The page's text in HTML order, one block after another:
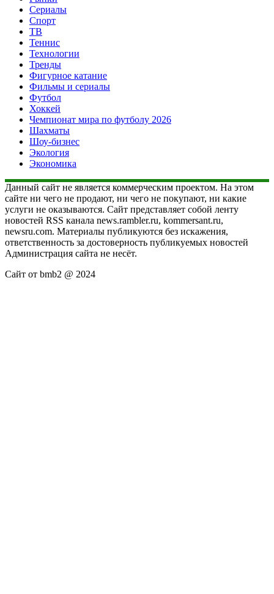
Сериалы
Спорт
ТВ
Теннис
Технологии
Тренды
Фигурное катание
Фильмы и сериалы
Футбол
Хоккей
Чемпионат мира по футболу 2026
Шахматы
Шоу-бизнес
Экология
Экономика
Данный сайт не является коммерческим проектом. На этом
сайте ни чего не продают, ни чего не покупают, ни какие
услуги не оказываются. Сайт представляет собой ленту
новостей RSS канала news.rambler.ru, kommersant.ru,
newsru.com. Материалы публикуются без искажения,
ответственность за достоверность публикуемых новостей
Администрация сайта не несёт.
Сайт от bmb2 @ 2024